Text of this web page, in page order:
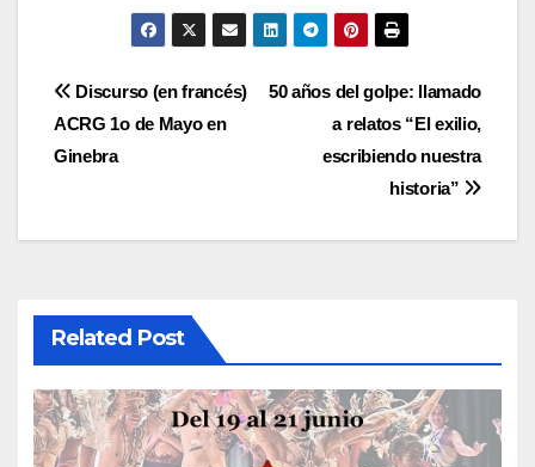
Navigation
de
50 años del golpe: llamado
a relatos “El exilio,
escribiendo nuestra
historia”
Discurso (en francés)
ACRG 1o de Mayo en
Ginebra
Related Post